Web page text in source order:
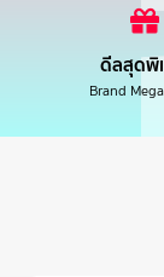
ดีลสุดพิ
Brand